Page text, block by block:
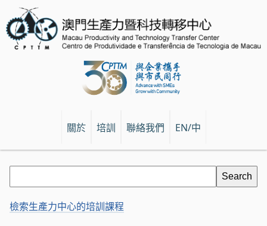
關於 培訓 聯絡我們 EN/中
檢索生產力中心的培訓課程